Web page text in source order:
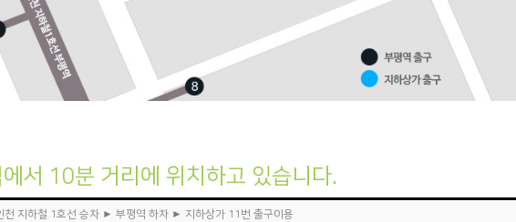
서 10분 거리에 위치하고 있습니다.
천 지하철 1호선 승차 ► 부평역 하차 ► 지하상가 11번 출구이용